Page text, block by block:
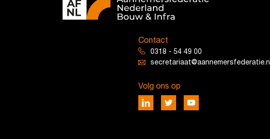
Contact
0318 - 54 49 00
secretariaat@aannemersfederatie.nl
Volg ons op